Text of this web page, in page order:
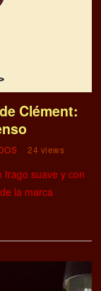
Clément:
24 views
trago suave y con
la marca